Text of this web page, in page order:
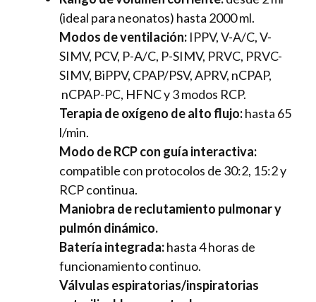
(ideal para neonatos) hasta 2000 ml.
Modos de ventilación: IPPV, V-A/C, V-
SIMV, PCV, P-A/C, P-SIMV, PRVC, PRVC-
SIMV, BiPPV, CPAP/PSV, APRV, nCPAP,
nCPAP-PC, HFNC y 3 modos RCP.
Terapia de oxígeno de alto flujo:hasta 65
l/min.
Modo de RCP con guía interactiva:
compatible con protocolos de 30:2, 15:2 y
RCP continua.
Maniobra de reclutamiento pulmonar y
pulmón dinámico.
Batería integrada:hasta 4 horas de
funcionamiento continuo.
Válvulas espiratorias/inspiratorias